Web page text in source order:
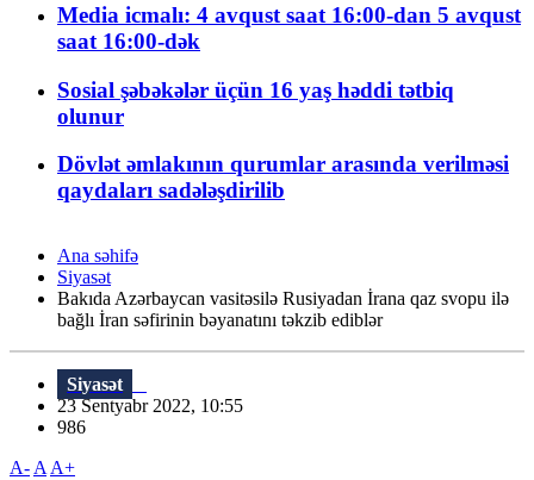
Media icmalı: 4 avqust saat 16:00-dan 5 avqust
saat 16:00-dək
Sosial şəbəkələr üçün 16 yaş həddi tətbiq
olunur
Dövlət əmlakının qurumlar arasında verilməsi
qaydaları sadələşdirilib
Ana səhifə
Siyasət
Bakıda Azərbaycan vasitəsilə Rusiyadan İrana qaz svopu ilə
bağlı İran səfirinin bəyanatını təkzib ediblər
Siyasət
23 Sentyabr 2022, 10:55
986
A- A A+